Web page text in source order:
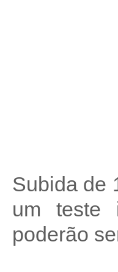
Subida de
um teste
poderão